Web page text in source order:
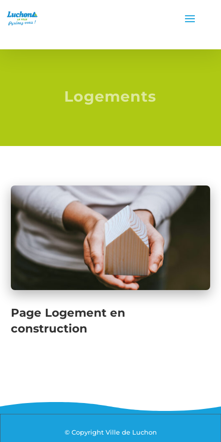
Logements
Page Logement en
construction
© Copyright Ville de Luchon